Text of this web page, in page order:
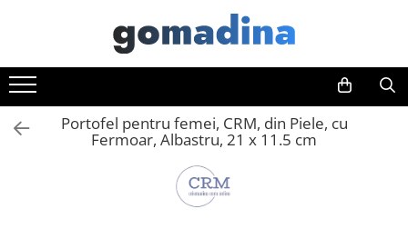
Toate Produsele
Gadgeturi smart
Trackere GPSPortofel pentru femei, CRM, din Piele, cu
Fermoar, Albastru, 21 x 11.5 cm